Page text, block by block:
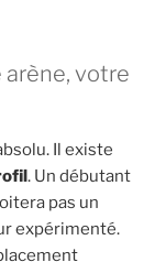
votre
Il existe
. Un débutant
pas un
expérimenté.